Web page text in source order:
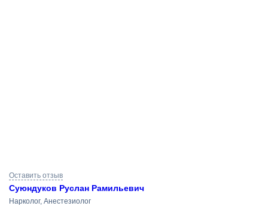
поиска
Оставить отзыв
Суюндуков Руслан Рамильевич
Нарколог, Анестезиолог